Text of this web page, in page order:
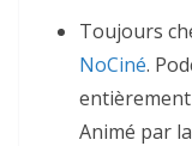
Toujours
NoCiné.
Animé par